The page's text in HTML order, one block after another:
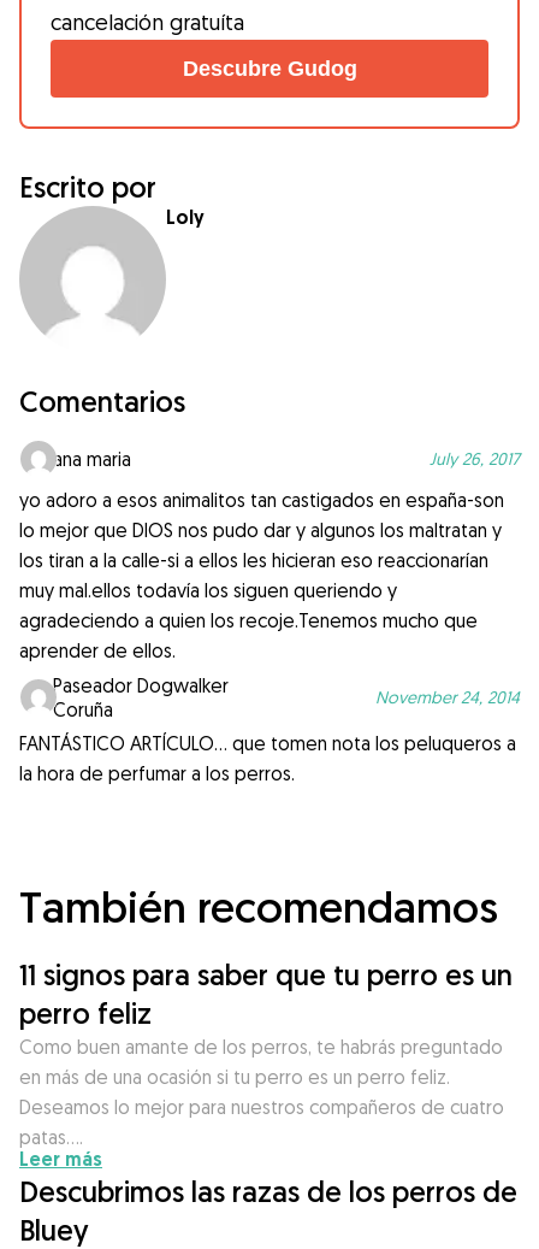
cancelación gratuíta
Descubre Gudog
Escrito por
Loly
Comentarios
ana maria July 26, 2017
yo adoro a esos animalitos tan castigados en españa-son
lo mejor que DIOS nos pudo dar y algunos los maltratan y
los tiran a la calle-si a ellos les hicieran eso reaccionarían
muy mal.ellos todavía los siguen queriendo y
agradeciendo a quien los recoje.Tenemos mucho que
aprender de ellos.
Paseador Dogwalker
Coruña
November 24, 2014
FANTÁSTICO ARTÍCULO… que tomen nota los peluqueros a
la hora de perfumar a los perros.
También recomendamos
11 signos para saber que tu perro es un
perro feliz
Como buen amante de los perros, te habrás preguntado
en más de una ocasión si tu perro es un perro feliz.
Deseamos lo mejor para nuestros compañeros de cuatro
patas….
Leer más
Descubrimos las razas de los perros de
Bluey